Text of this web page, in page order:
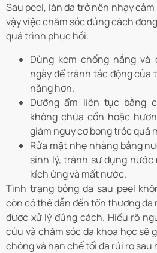
Sau peel, làn da trở nên nhạy
vậy việc chăm sóc đúng cách
quá trình phục hồi.
Dùng kem chống nắng
ngày để tránh tác động của
nặng hơn.
Dưỡng ẩm liên tục bằng
không chứa cồn hoặc
giảm nguy cơ bong tróc quá
Rửa mặt nhẹ nhàng bằng
sinh lý, tránh sử dụng nước
kích ứng và mất nước.
Tình trạng bỏng da sau peel
còn có thể dẫn đến tổn thương
được xử lý đúng cách. Hiểu rõ
cứu và chăm sóc da khoa học sẽ
chóng và hạn chế tối đa rủi ro sau